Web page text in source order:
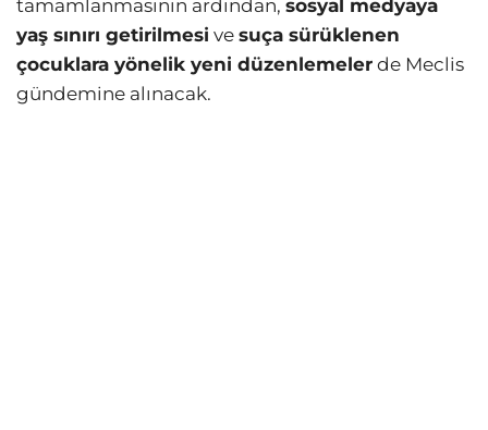
tamamlanmasının ardından, sosyal medyaya
yaş sınırı getirilmesi ve suça sürüklenen
çocuklara yönelik yeni düzenlemeler de Meclis
gündemine alınacak.